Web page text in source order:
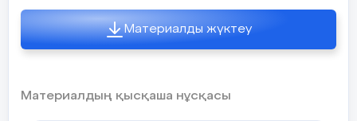
Материалды жүктеу
Материалдың қысқаша нұсқасы